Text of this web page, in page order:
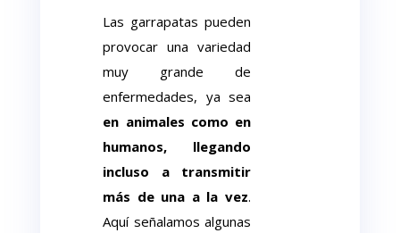
Las garrapatas pueden
provocar una variedad
muy grande de
enfermedades, ya sea
en animales como en
humanos, llegando
incluso a transmitir
más de una a la vez.
Aquí señalamos algunas